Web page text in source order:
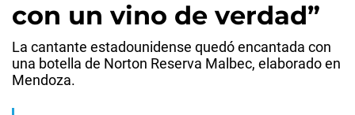
con un vino de verdad”
La cantante estadounidense quedó encantada con
una botella de Norton Reserva Malbec, elaborado en
Mendoza.